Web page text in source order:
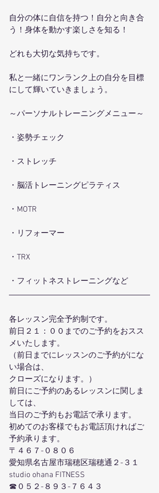
自分の体に自信を持つ！自分と向き合
う！身体を動かす楽しさを知る！
どれも大切な気持ちです。
私と一緒にワンランク上の自分を目標
にして輝いていきましょう。
～パーソナルトレーニングメニュー～
・姿勢チェック
・ストレッチ
・脳活トレーニングピラティス
・MOTR
・リフォーマー
・TRX
・フィットネストレーニングなど
各レッスン完全予約制です。
前日２１：００までのご予約をおスス
メいたします。
（前日までにレッスンのご予約がにな
い場合は、
クローズになります。）
前日にご予約のあるレッスンに関しま
しては、
当日のご予約もお電話で承ります。
初めてのお客様でもお電話頂ければご
予約承ります。
〒４６７-０８０６
愛知県名古屋市瑞穂区瑞穂通２-３１
studio ohana FITNESS
☎０５２-８９３-７６４３